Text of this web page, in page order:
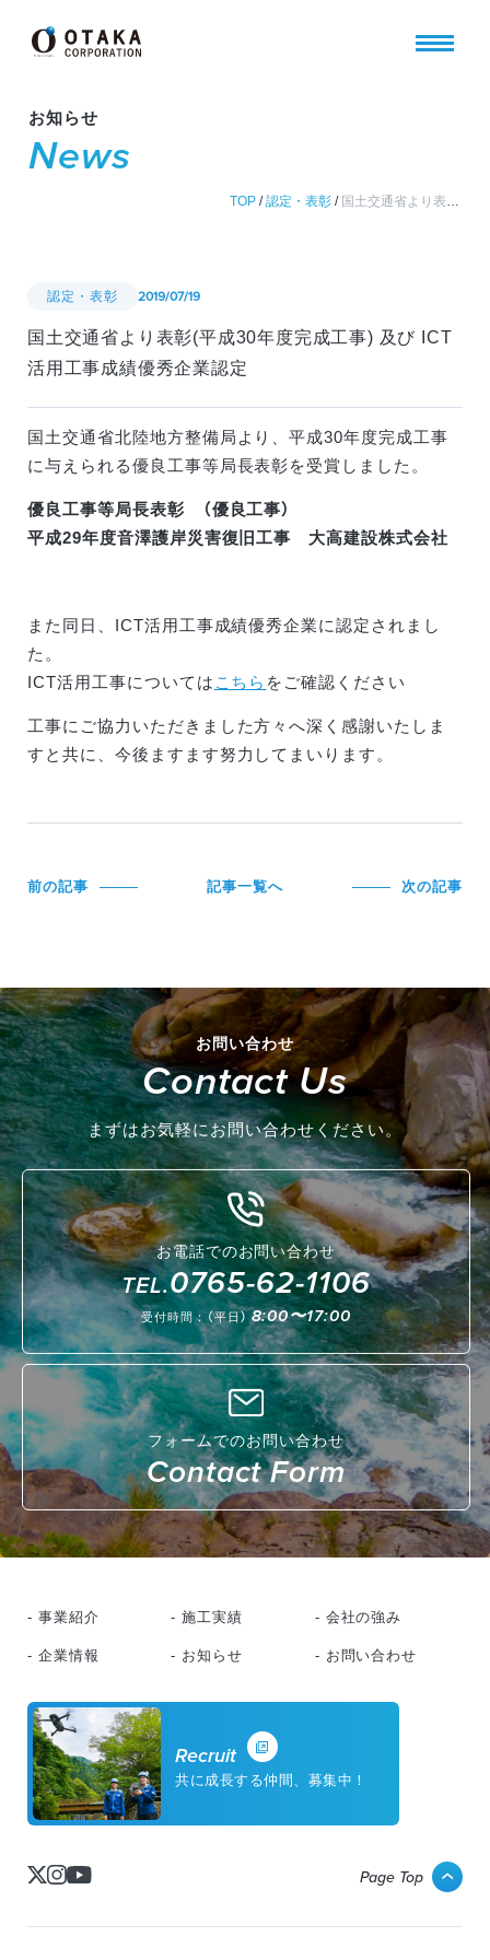
お知らせ
News
TOP /認定・表彰 / 国土交通省より表彰(平成30年度完成工事) 及び ICT活用工事成績優秀企業認定
認定・表彰 2019/07/19
国土交通省より表彰(平成30年度完成工事) 及び ICT
活用工事成績優秀企業認定
国土交通省北陸地方整備局より、平成30年度完成工事
に与えられる優良工事等局長表彰を受賞しました。
優良工事等局長表彰 （優良工事）
平成29年度音澤護岸災害復旧工事 大高建設株式会社
また同日、ICT活用工事成績優秀企業に認定されまし
た。
ICT活用工事については こちら をご確認ください
工事にご協力いただきました方々へ深く感謝いたしま
すと共に、今後ますます努力してまいります。
前の記事 記事一覧へ 次の記事
お問い合わせ
Contact Us
まずはお気軽にお問い合わせください。
お電話でのお問い合わせ
TEL.0765-62-1106
受付時間：（平日） 8:00〜17:00
フォームでのお問い合わせ
Contact Form
- 事業紹介 - 施工実績 - 会社の強み
- 企業情報 - お知らせ - お問い合わせ
Recruit
共に成長する仲間、募集中！
Page Top